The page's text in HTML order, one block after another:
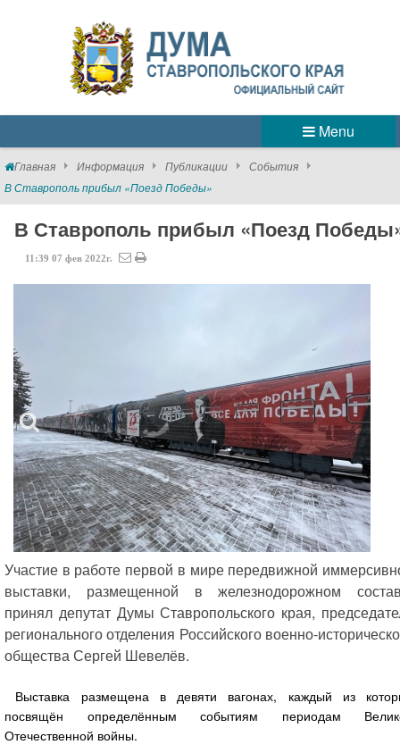
Menu
Главная Информация Публикации
События
В Ставрополь прибыл «Поезд Победы»
В Ставрополь прибыл «Поезд
11:39 07 фев 2022г.
Участие в работе первой в мире передвижной
выставки, размещенной в железнодорожном
принял депутат Думы Ставропольского края,
регионального отделения Российского военно-
общества Сергей Шевелёв.
Выставка размещена в девяти вагонах, каждый из
посвящён определённым событиям периодам
Отечественной войны.